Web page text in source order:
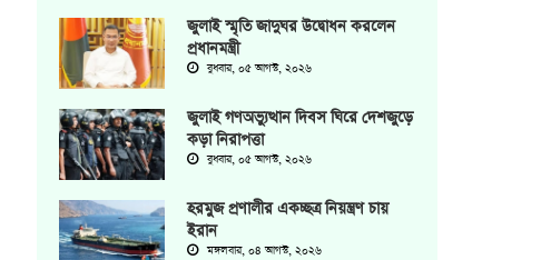
জুলাই স্মৃতি জাদুঘর উদ্বোধন করলেন
প্রধানমন্ত্রী
বুধবার, ০৫ আগস্ট, ২০২৬
জুলাই গণঅভ্যুত্থান দিবস ঘিরে দেশজুড়ে
কড়া নিরাপত্তা
বুধবার, ০৫ আগস্ট, ২০২৬
হরমুজ প্রণালীর একচ্ছত্র নিয়ন্ত্রণ চায়
ইরান
মঙ্গলবার, ০৪ আগস্ট, ২০২৬